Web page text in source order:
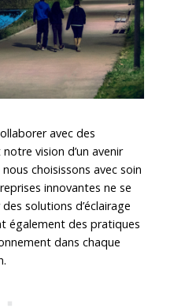
avec des
vision d’un avenir
choisissons avec soin
innovantes ne se
solutions d’éclairage
également des pratiques
dans chaque